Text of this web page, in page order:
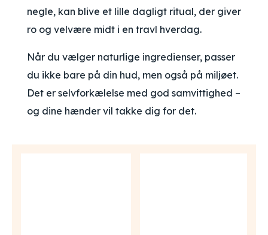
negle, kan blive et lille dagligt ritual, der giver
ro og velvære midt i en travl hverdag.
Når du vælger naturlige ingredienser, passer
du ikke bare på din hud, men også på miljøet.
Det er selvforkælelse med god samvittighed –
og dine hænder vil takke dig for det.